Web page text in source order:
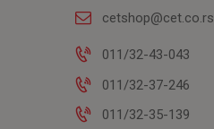
cetshop@cet.co.rs
011/32-43-043
011/32-37-246
011/32-35-139